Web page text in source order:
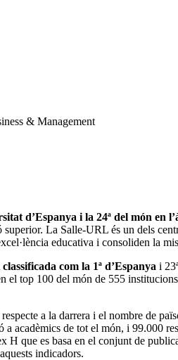
& Management
d’Espanya i la 24ª del món en
La Salle-URL és un dels
educativa i consoliden la
com la 1ª d’Espanya i
el top 100 del món de 555
a la darrera i el nombre de
acadèmics de tot el món, i 99.000
que es basa en el conjunt de
indicadors.